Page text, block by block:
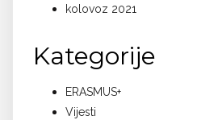
kolovoz 2021
Kategorije
ERASMUS+
Vijesti